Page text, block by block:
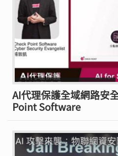
AI代理保護全域網路安
Point Software